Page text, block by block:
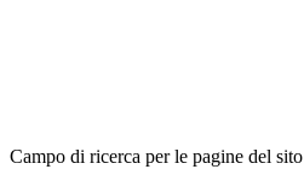
Campo di ricerca per le pagine del sito